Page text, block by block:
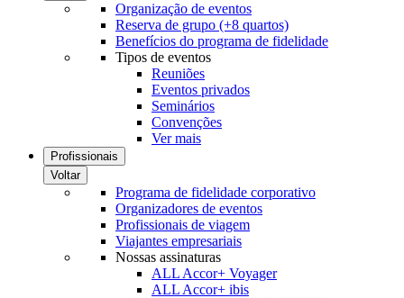
Organização de eventos
Reserva de grupo (+8 quartos)
Benefícios do programa de fidelidade
Tipos de eventos
Reuniões
Eventos privados
Seminários
Convenções
Ver mais
Profissionais
Voltar
Programa de fidelidade corporativo
Organizadores de eventos
Profissionais de viagem
Viajantes empresariais
Nossas assinaturas
ALL Accor+ Voyager
ALL Accor+ ibis